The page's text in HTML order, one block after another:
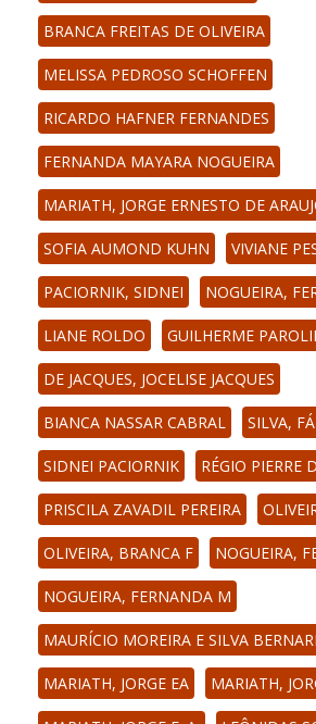
BRANCA FREITAS DE OLIVEIRA
MELISSA PEDROSO SCHOFFEN
RICARDO HAFNER FERNANDES
FERNANDA MAYARA NOGUEIRA
MARIATH, JORGE ERNESTO DE
SOFIA AUMOND KUHN VIVIANE
PACIORNIK, SIDNEI NOGUEIRA,
LIANE ROLDO GUILHERME
DE JACQUES, JOCELISE JACQUES
BIANCA NASSAR CABRAL SILVA,
SIDNEI PACIORNIK RÉGIO PIERRE
PRISCILA ZAVADIL PEREIRA
OLIVEIRA, BRANCA F NOGUEIRA,
NOGUEIRA, FERNANDA M
MAURÍCIO MOREIRA E SILVA
MARIATH, JORGE EA MARIATH,